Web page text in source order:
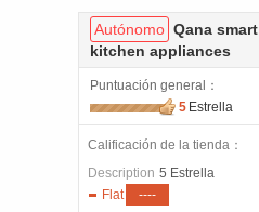
Autónomo Qana smart
kitchen appliances
Puntuación general ：
5 Estrella
Calificación de la tienda：
Description 5 Estrella
Flat
----